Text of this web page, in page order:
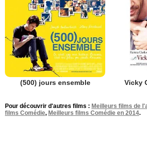
(500) jours ensemble Vicky
Pour découvrir d'autres films : Meilleurs films de
films Comédie, Meilleurs films Comédie en 2014.